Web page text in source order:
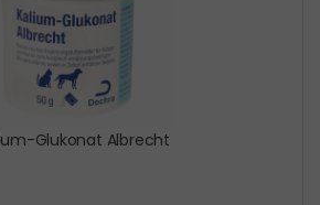
Glukonat Albrecht